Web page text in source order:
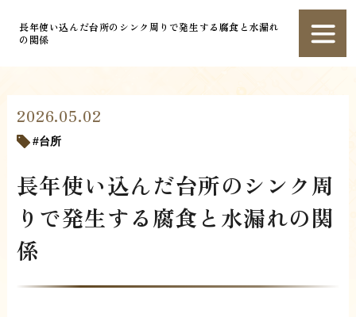
長年使い込んだ台所のシンク周りで発生する腐食と水漏れ
の関係
2026.05.02
台所
長年使い込んだ台所のシンク周
りで発生する腐食と水漏れの関
係